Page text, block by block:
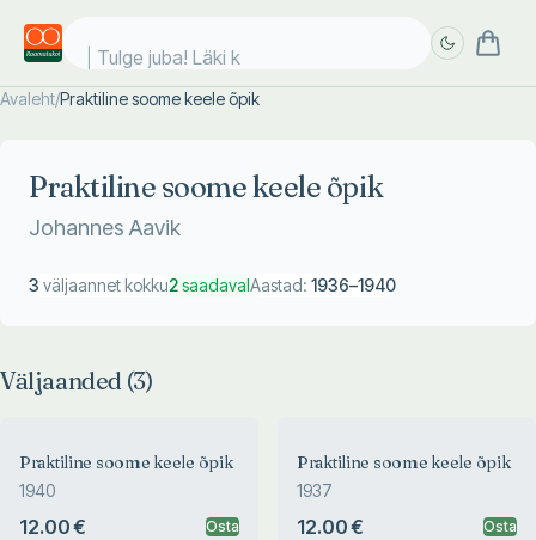
Tulge juba! Läki koo
Avaleht/Praktiline soome keele õpik
Praktiline soome keele õpik
Johannes Aavik
3 väljaannet kokku2saadavalAastad: 1936–1940
Väljaanded (3)
Praktiline soome keele õpik
1940
12.00 € Osta
Praktiline soome keele õpik
1937
12.00 € Osta